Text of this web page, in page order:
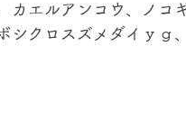
カエルアンコウ、ノコ
シクロスズメダイｙｇ